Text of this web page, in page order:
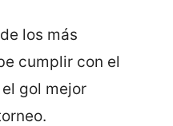
los más
cumplir con el
gol mejor